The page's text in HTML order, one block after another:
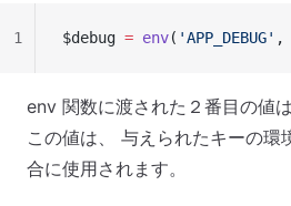
$debug = env( 'APP_DEBUG' ,
1
env 関数に渡された２番目の値
この値は、 与えられたキーの環
合に使用されます。